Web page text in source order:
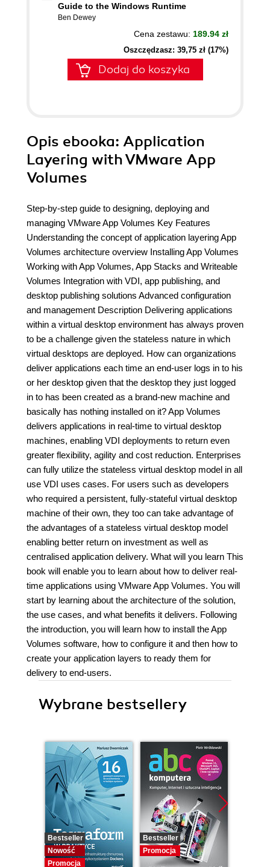
Guide to the Windows Runtime
Ben Dewey
Cena zestawu: 189.94 zł
Oszczędzasz: 39,75 zł (17%)
Dodaj do koszyka
Opis ebooka: Application
Layering with VMware App
Volumes
Step-by-step guide to designing, deploying and
managing VMware App Volumes Key Features
Understanding the concept of application layering App
Volumes architecture overview Installing App Volumes
Working with App Volumes, App Stacks and Writeable
Volumes Integration with VDI, app publishing, and
desktop publishing solutions Advanced configuration
and management Description Delivering applications
within a virtual desktop environment has always proven
to be a challenge given the stateless nature in which
virtual desktops are deployed. How can organizations
deliver applications each time an end-user logs in to his
or her desktop given that the desktop they just logged
in to has been created as a brand-new machine and
basically has nothing installed on it? App Volumes
delivers applications in real-time to virtual desktop
machines, enabling VDI deployments to return even
greater flexibility, agility and cost reduction. Enterprises
can fully utilize the stateless virtual desktop model in all
use VDI uses cases. For users such as developers
who required a persistent, fully-stateful virtual desktop
machine of their own, they too can take advantage of
the advantages of a stateless virtual desktop model
enabling better return on investment as well as
centralised application delivery. What will you learn This
book will enable you to learn about how to deliver real-
time applications using VMware App Volumes. You will
start by learning about the architecture of the solution,
the use cases, and what benefits it delivers. Following
the introduction, you will learn how to install the App
Volumes software, how to configure it and then how to
create your application layers to ready them for
delivery to end-users.
Wybrane bestsellery
Bestseller
Nowość
Promocja
Bestseller
Promocja